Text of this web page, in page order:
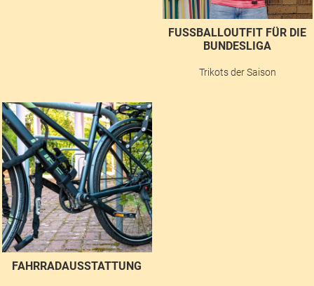
FUSSBALLOUTFIT FÜR DIE B
UNDESLIGA
Trikots der Saison
FAHRRADAUSSTATTUNG